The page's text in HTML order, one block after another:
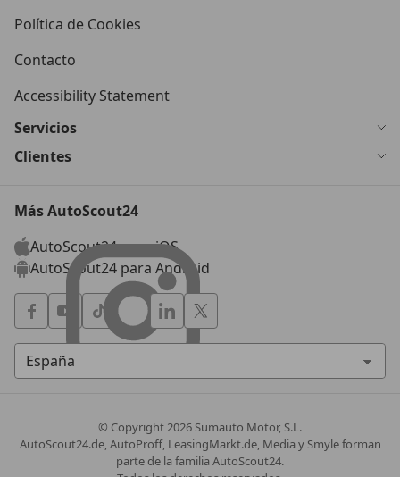
Política de Cookies
Contacto
Accessibility Statement
Servicios
Clientes
Más AutoScout24
AutoScout24 para iOS
AutoScout24 para Android
© Copyright2026 Sumauto Motor, S.L.
AutoScout24.de, AutoProff, LeasingMarkt.de, Media y Smyle forman
parte de la familia AutoScout24.